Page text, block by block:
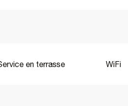
en terrasse WiFi